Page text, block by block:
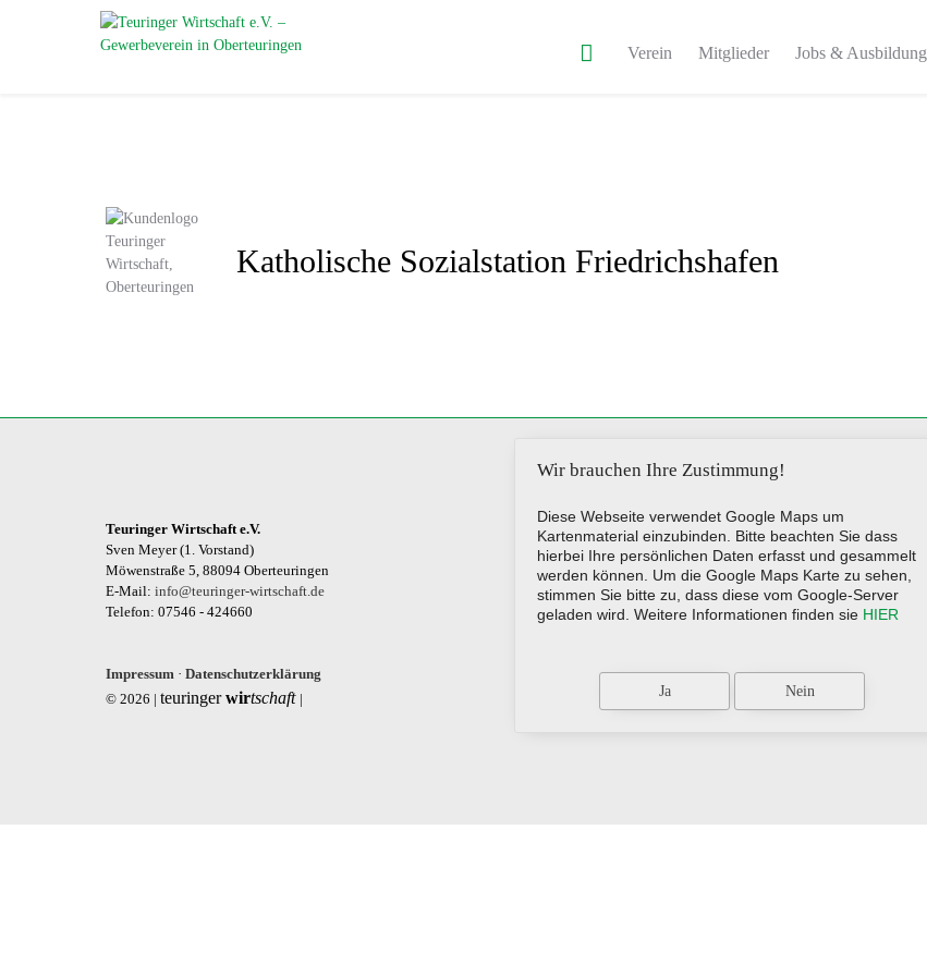
Verein Mitglieder Jobs & Ausbildung
Katholische Sozialstation Friedrichshafen
Teuringer Wirtschaft e.V.
Sven Meyer (1. Vorstand)
Möwenstraße 5, 88094 Oberteuringen
E-Mail: info@teuringer-wirtschaft.de
Telefon: 07546 - 424660
Impressum · Datenschutzerklärung
© 2026 | teuringerwirtschaft |
Wir brauchen Ihre Zustimmung!
Diese Webseite verwendet Google Maps um
Kartenmaterial einzubinden. Bitte beachten Sie dass
hierbei Ihre persönlichen Daten erfasst und gesammelt
werden können. Um die Google Maps Karte zu sehen,
stimmen Sie bitte zu, dass diese vom Google-Server
geladen wird. Weitere Informationen finden sie HIER